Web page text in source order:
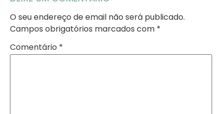
O seu endereço de email não será publicado.
Campos obrigatórios marcados com *
Comentário *